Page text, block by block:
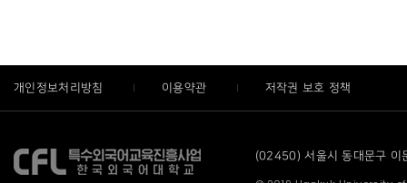
개인정보처리방침 이용약관 저작권 보호 정책
(02450) 서울시 동대문구